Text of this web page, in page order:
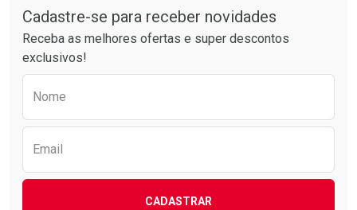
Por R$ 63,99/cada
Por R$ 34,39/cada
Cadastre-se para receber novidades
Receba as melhores ofertas e super descontos
exclusivos!
Nome
Email
CADASTRAR